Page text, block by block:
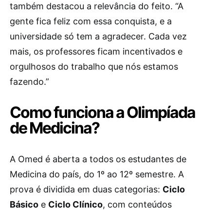
também destacou a relevância do feito. “A
gente fica feliz com essa conquista, e a
universidade só tem a agradecer. Cada vez
mais, os professores ficam incentivados e
orgulhosos do trabalho que nós estamos
fazendo.”
Como funciona a Olimpíada
de Medicina?
A Omed é aberta a todos os estudantes de
Medicina do país, do 1º ao 12º semestre. A
prova é dividida em duas categorias: Ciclo
Básico e Ciclo Clínico, com conteúdos